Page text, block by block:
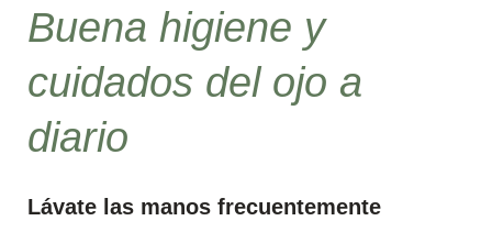
Buena higiene y
cuidados del ojo a
diario
Lávate las manos frecuentemente